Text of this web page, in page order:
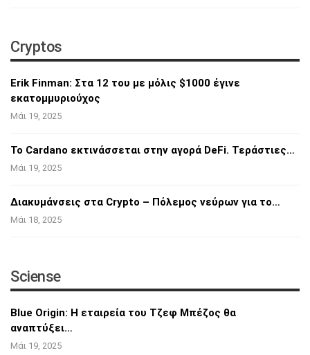
Cryptos
Erik Finman: Στα 12 του με μόλις $1000 έγινε
εκατομμυριούχος
Μάι 19, 2025
Το Cardano εκτινάσσεται στην αγορά DeFi. Τεράστιες…
Μάι 19, 2025
Διακυμάνσεις στα Crypto – Πόλεμος νεύρων για το…
Μάι 18, 2025
Sciense
Blue Origin: Η εταιρεία του Τζεφ Μπέζος θα
αναπτύξει…
Μάι 19, 2025